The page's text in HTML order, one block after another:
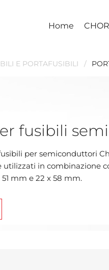
Home
E PORTAFUSIBILI
fusibili
per semiconduttori
utilizzati in combinazione
mm e 22 x 58 mm.